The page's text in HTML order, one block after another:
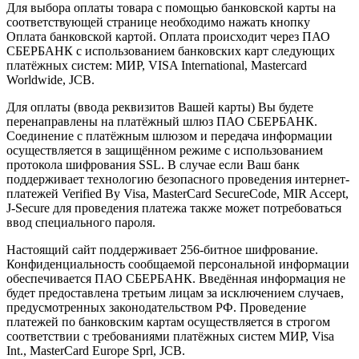
Для выбора оплаты товара с помощью банковской карты на
соответствующей странице необходимо нажать кнопку
Оплата банковской картой. Оплата происходит через ПАО
СБЕРБАНК с использованием банковских карт следующих
платёжных систем: МИР, VISA International, Mastercard
Worldwide, JCB.
Для оплаты (ввода реквизитов Вашей карты) Вы будете
перенаправлены на платёжный шлюз ПАО СБЕРБАНК.
Соединение с платёжным шлюзом и передача информации
осуществляется в защищённом режиме с использованием
протокола шифрования SSL. В случае если Ваш банк
поддерживает технологию безопасного проведения интернет-
платежей Verified By Visa, MasterCard SecureCode, MIR Accept,
J-Secure для проведения платежа также может потребоваться
ввод специального пароля.
Настоящий сайт поддерживает 256-битное шифрование.
Конфиденциальность сообщаемой персональной информации
обеспечивается ПАО СБЕРБАНК. Введённая информация не
будет предоставлена третьим лицам за исключением случаев,
предусмотренных законодательством РФ. Проведение
платежей по банковским картам осуществляется в строгом
соответствии с требованиями платёжных систем МИР, Visa
Int., MasterCard Europe Sprl, JCB.